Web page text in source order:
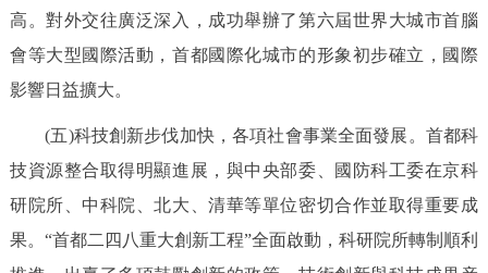
高。對外交往廣泛深入，成功舉辦了第六屆世界大城市首腦
會等大型國際活動，首都國際化城市的形象初步確立，國際
影響日益擴大。
(五)科技創新步伐加快，各項社會事業全面發展。首都科
技資源整合取得明顯進展，與中央部委、國防科工委在京科
研院所、中科院、北大、清華等單位密切合作並取得重要成
果。“首都二四八重大創新工程”全面啟動，科研院所轉制順利